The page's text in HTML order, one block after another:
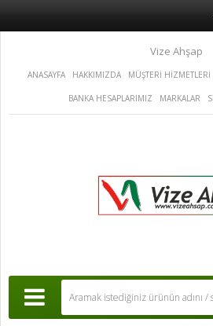
Vize Ahşap
ANASAYFA HAKKIMIZDA MÜŞTERİ HİZMETLERİ
BANKA HESAPLARIMIZ MARKALAR